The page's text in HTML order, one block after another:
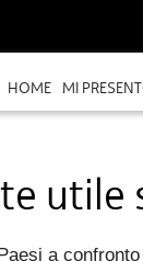
HOME MI
utile
a